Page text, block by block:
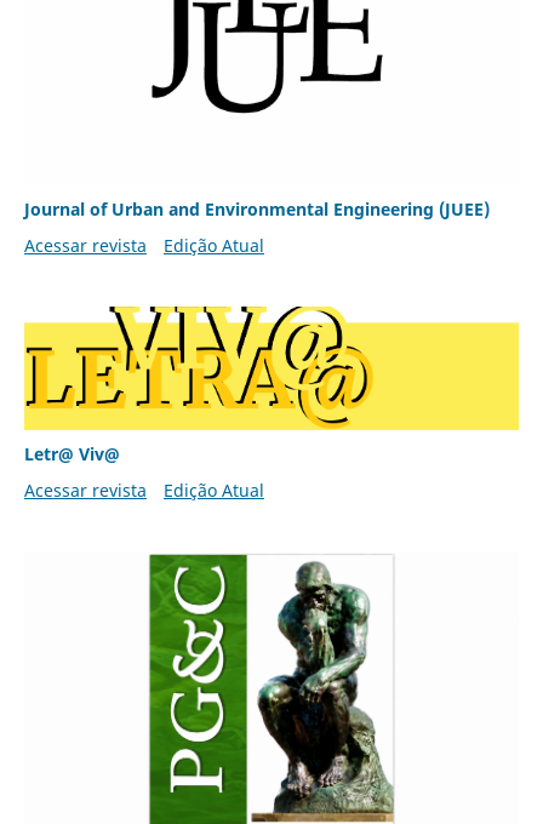
Journal of Urban and Environmental Engineering (JUEE)
Acessar revista
Edição Atual
Letr@ Viv@
Acessar revista
Edição Atual